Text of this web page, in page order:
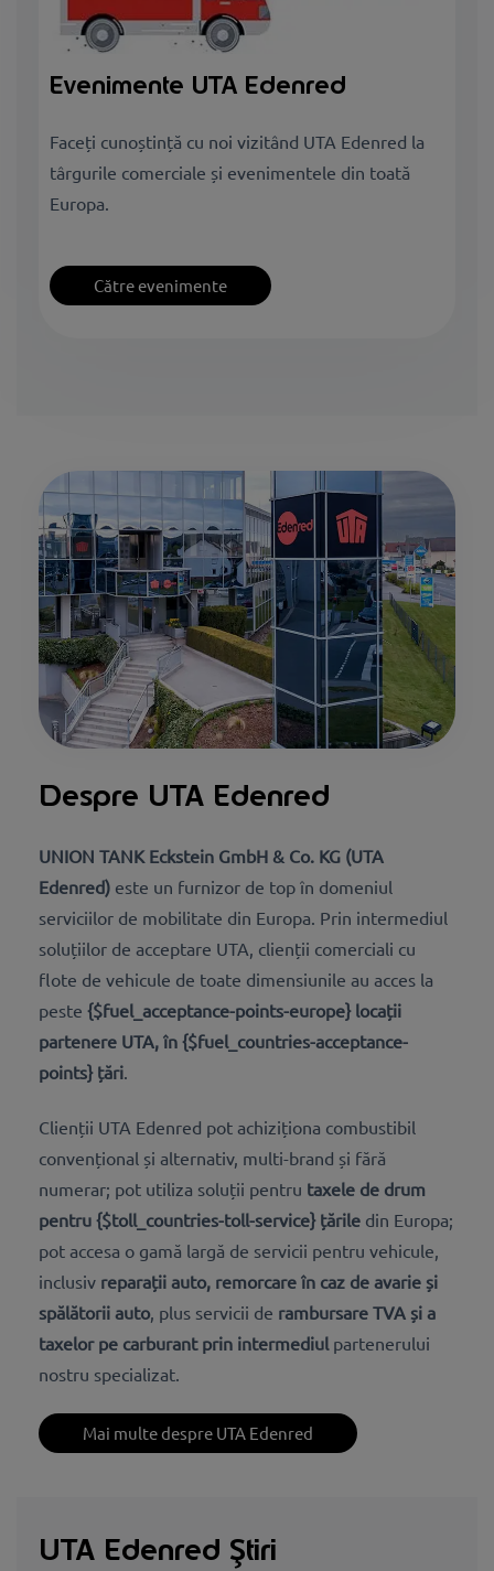
Evenimente UTA Edenred
Faceți cunoștință cu noi vizitând UTA Edenred la
târgurile comerciale și evenimentele din toată
Europa.
Către evenimente
Despre UTA Edenred
UNION TANK Eckstein GmbH & Co. KG (UTA
Edenred) ​​​​​​​ este un furnizor de top în domeniul
serviciilor de mobilitate din Europa. Prin intermediul
soluțiilor de acceptare UTA, clienții comerciali cu
flote de vehicule de toate dimensiunile au acces la
peste {$fuel_acceptance-points-europe} locații
partenere UTA, în {$fuel_countries-acceptance-
points} țări
Clienții UTA Edenred pot achiziționa combustibil
convențional și alternativ, multi-brand și fără
numerar; pot utiliza soluții pentru taxele de drum
pentru {$toll_countries-toll-service} țările din Europa;
pot accesa o gamă largă de servicii pentru vehicule,
inclusiv reparații auto, remorcare în caz de avarie și
spălătorii auto, plus servicii de rambursare TVA și a
taxelor pe carburant prin intermediul partenerului
nostru specializat.
Mai multe despre UTA Edenred
UTA Edenred Știri